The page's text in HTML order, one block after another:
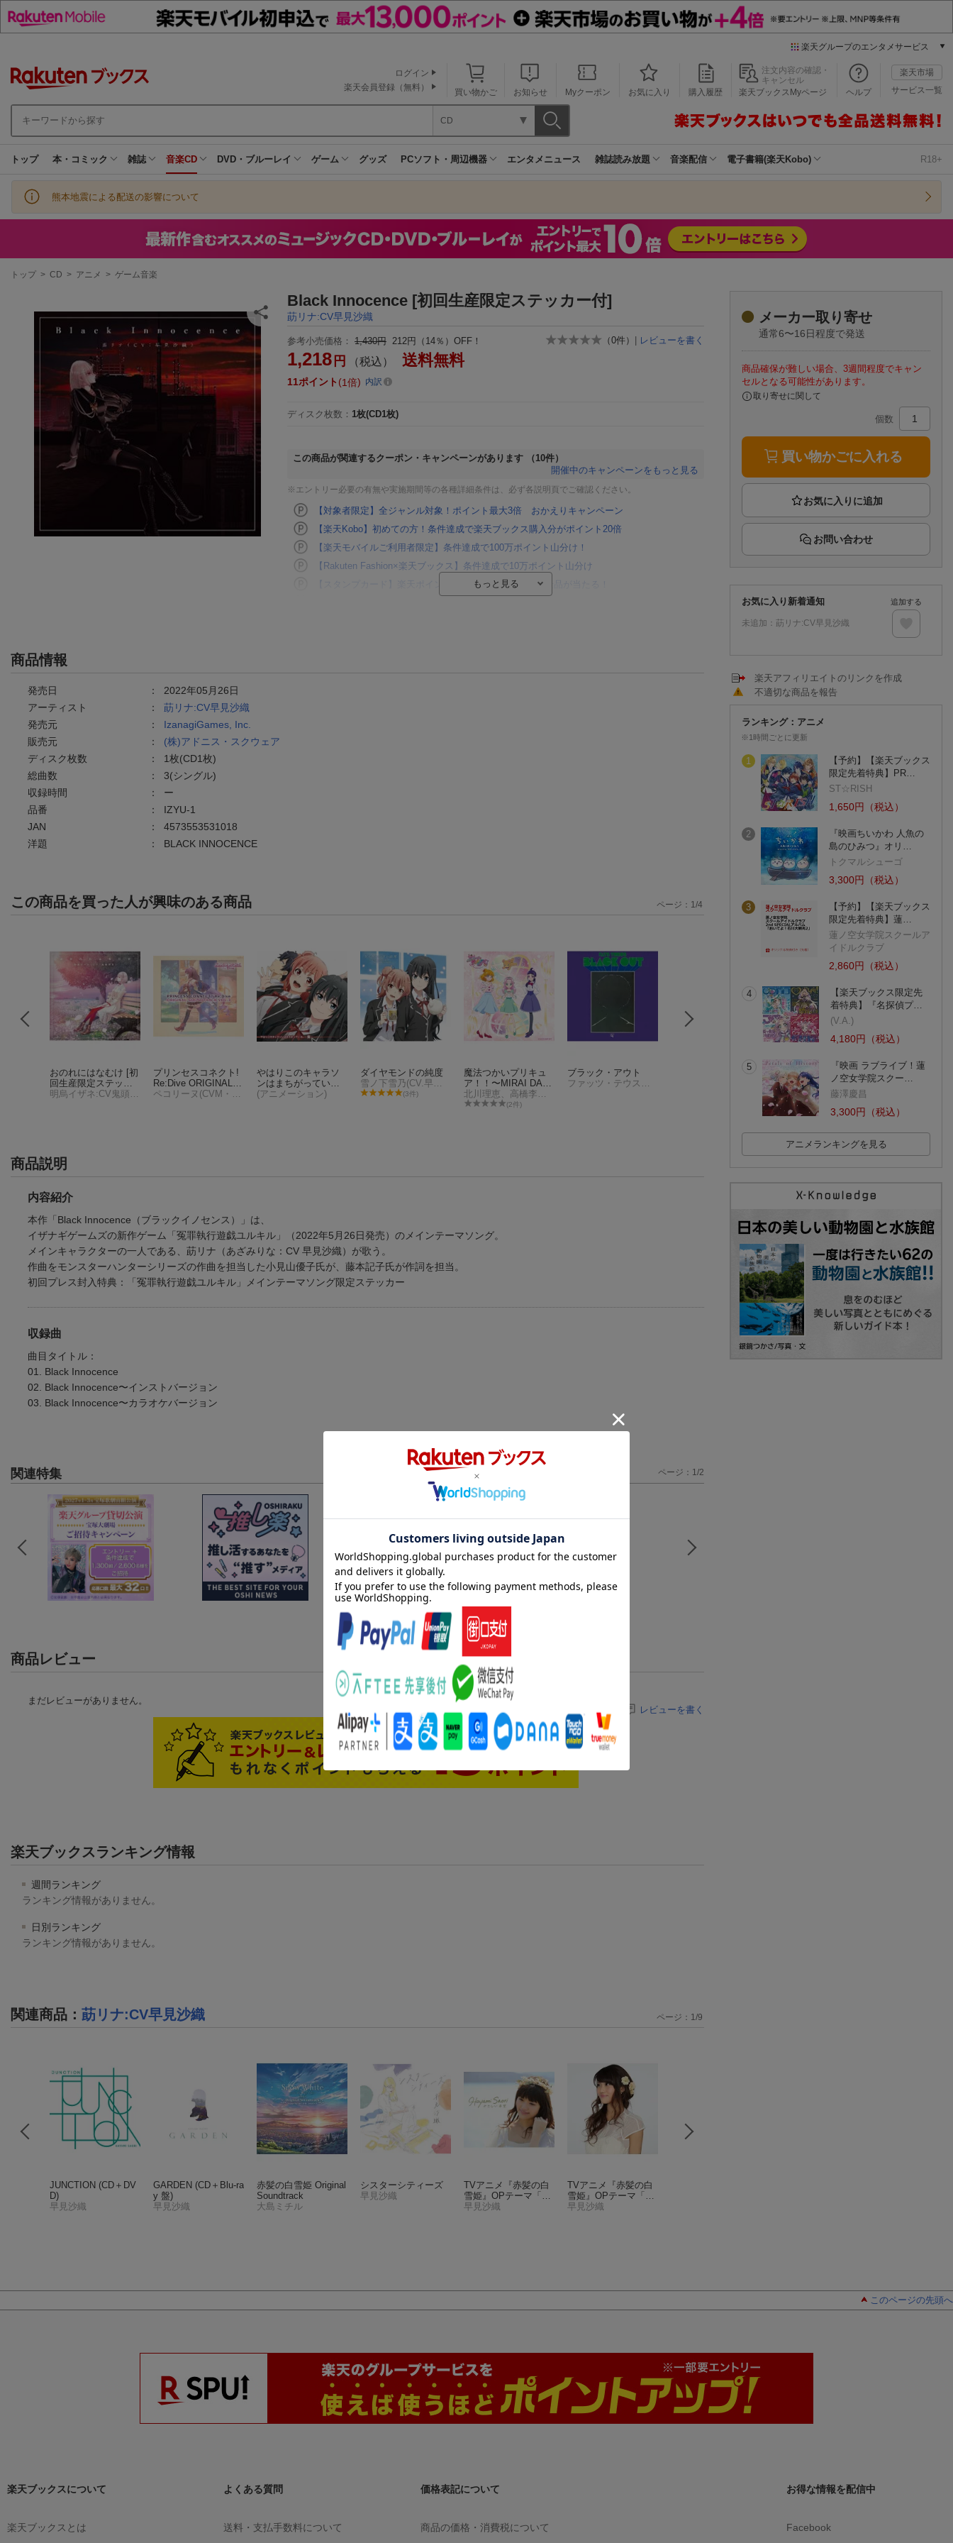
楽天グループのエンタメサービス
本/ゲーム/CD/DVD
楽天ブックス
楽天Kobo
楽天チケット
エンタメニュース
推し楽
買い物かご お知らせ Myクーポン お気に入り 購入履歴
注文内容の確認・
キャンセル
楽天ブックスMyページ
ヘルプ
楽天市場
サービス一覧
ログイン
楽天会員登録（無料）
CD
トップ 本・コミック 雑誌 音楽CD DVD・ブルーレイ ゲーム グッズ PCソフト・周辺機器 エンタメニュース 雑誌読み放題 音楽配信 電子書籍(楽天Kobo) R18+
熊本地震による配送の影響について
現
トップ > CD > アニメ > ゲーム音楽
Black Innocence [初回生産限定ステッカー付]
莇リナ:CV早見沙織
（0件） | レビューを書く
参考小売価格： 1,430円 212円（14％）OFF！
1,218 円 （税込） 送料無料
11ポイント 1倍 内訳
ディスク枚数 ： 1枚(CD1枚)
この商品が関連するクーポン・キャンペーンがあります
（10件）
開催中のキャンペーンをもっと見る
※エントリー必要の有無や実施期間等の各種詳細条件は、必ず各説明頁でご確認ください。
【対象者限定】全ジャンル対象！ポイント最大3倍 おかえりキャンペーン
【楽天Kobo】初めての方！条件達成で楽天ブックス購入分がポイント20倍
【楽天モバイルご利用者限定】条件達成で100万ポイント山分け！
【Rakuten Fashion×楽天ブックス】条件達成で10万ポイント山分け
【スタンプカード】楽天ポイントもらえる＆抽選で豪華景品が当たる！
商品情報
発売日 ： 2022年05月26日
アーティスト
： 莇リナ:CV早見沙織
発売元
： IzanagiGames, Inc.
販売元
： (株)アドニス・スクウェア
ディスク枚数
： 1枚(CD1枚)
総曲数
： 3(シングル)
収録時間
： ー
品番
： IZYU-1
JAN
： 4573553531018
洋題
： BLACK INNOCENCE
この商品を買った人が興味のある商品
おのれにはなむけ [初
回生産限定ステッカ
ー付]
プリンセスコネクト!
Re:Dive ORIGINAL S
OUNDTRACK VOL.3
やはりこのキャラソ
ンはまちがってい
る。集
(アニメーション)
ダイヤモンドの純度
(3件)
魔法つかいプリキュ
ア！！〜MIRAI DAY
S〜主題歌シングル
【通常盤】(2件)
ブラック・アウト
ブラック・レディオ
+1
ロバート・グラスパー・エクスペリメント
BLACK LIST
Acid Black Cherry
ページ： 1/4
商品説明
内容紹介
本作「Black Innocence（ブラックイノセンス）」は、
イザナギゲームズの新作ゲーム「冤罪執行遊戯ユルキル」（2022年5月26日発売）のメインテーマソング。
メインキャラクターの一人である、莇リナ（あざみりな：CV 早見沙織）が歌う。
作曲をモンスターハンターシリーズの作曲を担当した小見山優子氏が、藤本記子氏が作詞を担当。
初回プレス封入特典：「冤罪執行遊戯ユルキル」メインテーマソング限定ステッカー
収録曲
曲目タイトル：
01. Black Innocence
02. Black Innocence〜インストバージョン
03. Black Innocence〜カラオケバージョン
関連特集 ページ：1/2
商品レビュー
まだレビューがありません。
レビューを書く
楽天ブックスランキング情報
週間ランキング
ランキング情報がありません。
日別ランキング
ランキング情報がありません。
関連商品 ： 莇リナ:CV早見沙織
JUNCTION (CD＋DV
D)
早見沙織
GARDEN (CD＋Blu-ra
y 盤)
早見沙織
赤髪の白雪姫 Original
Soundtrack
大島ミチル
シスターシティーズ
早見沙織
TVアニメ『赤髪の白
雪姫』OPテーマ「や
さしい希望」
早見沙織
TVアニメ『赤髪の白
雪姫』OPテーマ「や
さしい希望」 (アニメ
早見沙織
ページ： 1/9
メーカー取り寄せ
通常6〜16日程度で発送
商品確保が難しい場合、3週間程度でキャン
セルとなる可能性があります。
取り寄せに関して
個数
買い物かごに入れる
お問い合わせ
お気に入り新着通知
未追加： 莇リナ:CV早見沙織
追加する
楽天アフィリエイトのリンクを作成
不適切な商品を報告
ランキング：アニメ
※1時間ごとに更新
1
【予約】【楽天ブックス
限定先着特典】PR…
ST☆RISH
1,650円（税込）
2
『映画ちいかわ 人魚の
島のひみつ』オリ…
トクマルシューゴ
3,300円（税込）
3
【予約】【楽天ブックス
限定先着特典】蓮…
蓮ノ空女学院スクールア
イドルクラブ
2,860円（税込）
4
【楽天ブックス限定先
着特典】『名探偵プ…
(V.A.)
4,180円（税込）
5
『映画 ラブライブ！蓮
ノ空女学院スクー…
藤澤慶昌
3,300円（税込）
アニメランキングを見る
このページの先頭へ
楽天ブックスについて
楽天ブックスとは
よくある質問
送料・支払手数料について
価格表記について
商品の価格・消費税について
お得な情報を配信中
Facebook